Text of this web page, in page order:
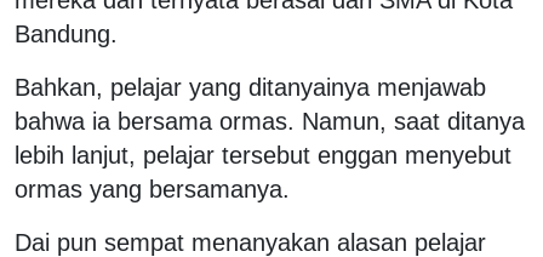
Bandung.
Bahkan, pelajar yang ditanyainya menjawab
bahwa ia bersama ormas. Namun, saat ditanya
lebih lanjut, pelajar tersebut enggan menyebut
ormas yang bersamanya.
Dai pun sempat menanyakan alasan pelajar